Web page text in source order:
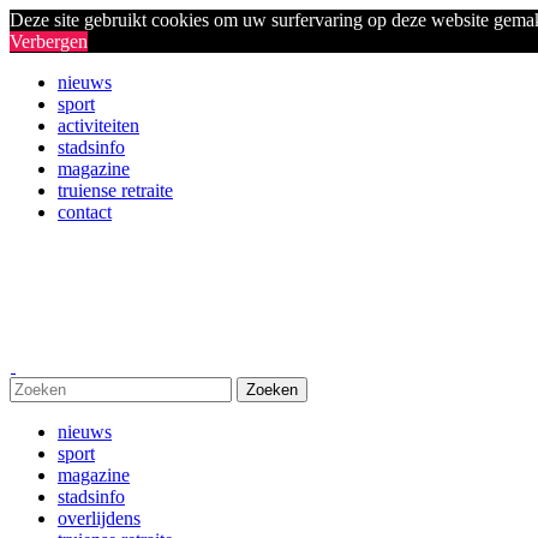
Deze site gebruikt cookies om uw surfervaring op deze website
Verbergen
nieuws
sport
activiteiten
stadsinfo
magazine
truiense retraite
contact
nieuws
sport
magazine
stadsinfo
overlijdens